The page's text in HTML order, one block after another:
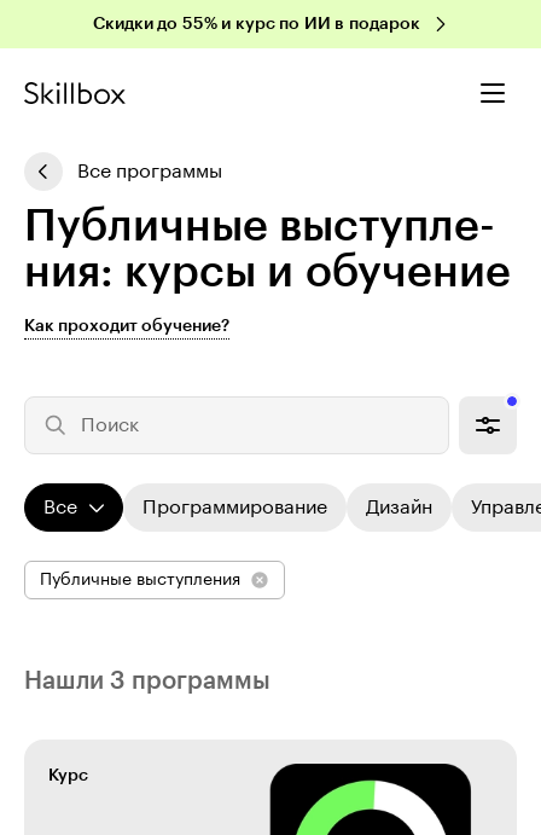
Скидки до 55% и курс по ИИ в подарок
Все программы
Публичные вы­ступ­ле­
ния: курсы и обучение
Как проходит обучение?
Поиск
Все Программирование Дизайн
Публичные выступления
Нашли 3 программы
Курс